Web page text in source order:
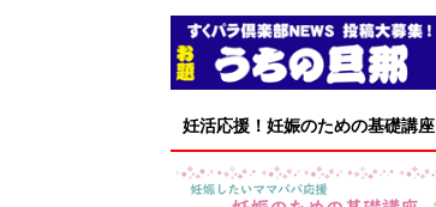
妊活応援！妊娠のための基礎講座